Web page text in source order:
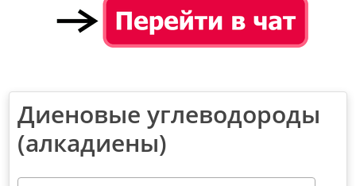
Диеновые углеводороды
(алкадиены)